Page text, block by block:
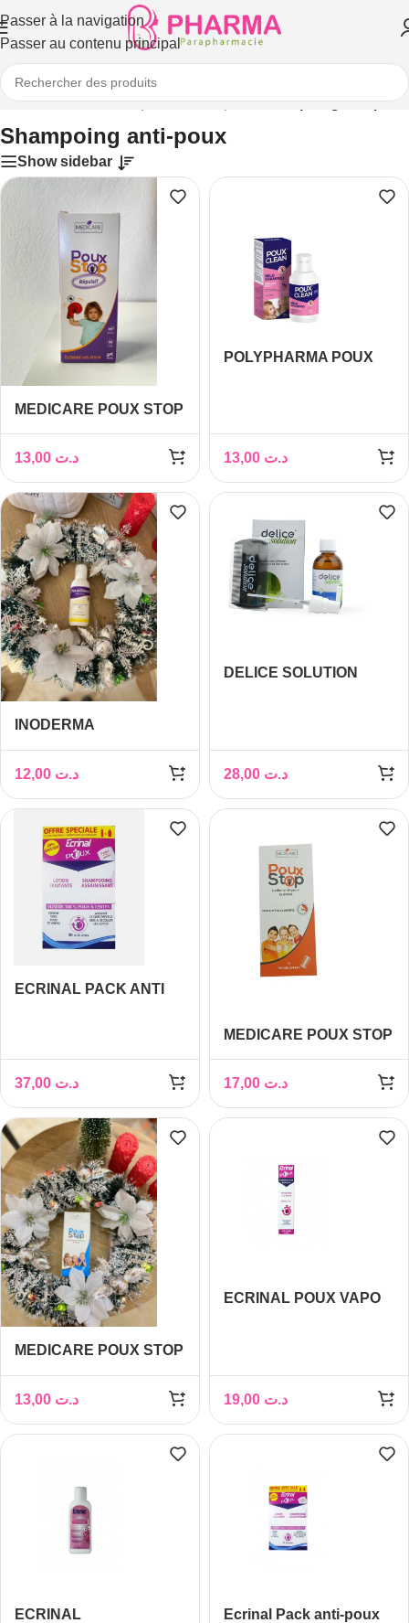
Passer à la navigation
Passer au contenu principal
/Cheveux/Soins capillaires/anti-poux/Shampoing anti-poux
Shampoing anti-poux
Show sidebar
MEDICARE POUX STOP
100 ML
د.ت
POLYPHARMA POUX
د.ت
INODERMA
SHAMPOOING ANTI
POUX 125ML
د.ت
DELICE SOLUTION
د.ت
ECRINAL PACK ANTI
د.ت
MEDICARE POUX STOP
ML
د.ت
MEDICARE POUX STOP
د.ت
ECRINAL POUX VAPO
د.ت
ECRINAL
Ecrinal Pack anti-poux